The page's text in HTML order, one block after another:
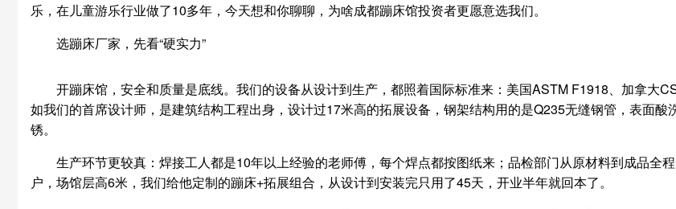
乐，在儿童游乐行业做了10多年，今天想和你聊聊，为啥成都蹦床馆投资者更愿意选我们。
选蹦床厂家，先看“硬实力”
开蹦床馆，安全和质量是底线。我们的设备从设计到生产，都照着国际标准来：美国ASTM F1918、加拿大
如我们的首席设计师，是建筑结构工程出身，设计过17米高的拓展设备，钢架结构用的是Q235无缝钢管，表面
锈。
生产环节更较真：焊接工人都是10年以上经验的老师傅，每个焊点都按图纸来；品检部门从原材料到成品全
户，场馆层高6米，我们给他定制的蹦床+拓展组合，从设计到安装完只用了45天，开业半年就回本了。